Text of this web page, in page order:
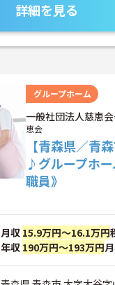
詳細を見る
グループホーム
一般社団法人慈恵
恵会
【青森県／青
♪グループホ
職員》
月収 15.9万円～16.1万円
年収 190万円～193万円